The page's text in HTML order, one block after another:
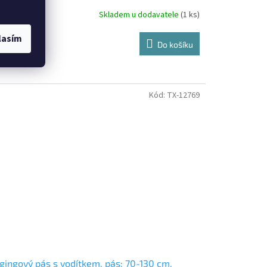
Skladem u dodavatele (1 ks)
bez DPH
Kč/ ks
Do košíku
pás s vodítkem, pás: 70-130 cm,
Kód: TX-12769